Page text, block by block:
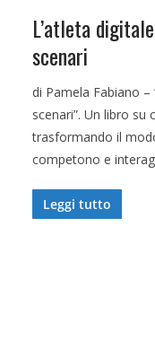
L’atleta
scenari
di Pamela Fabiano –
scenari”. Un libro su
trasformando il
competono e
Leggi tutto